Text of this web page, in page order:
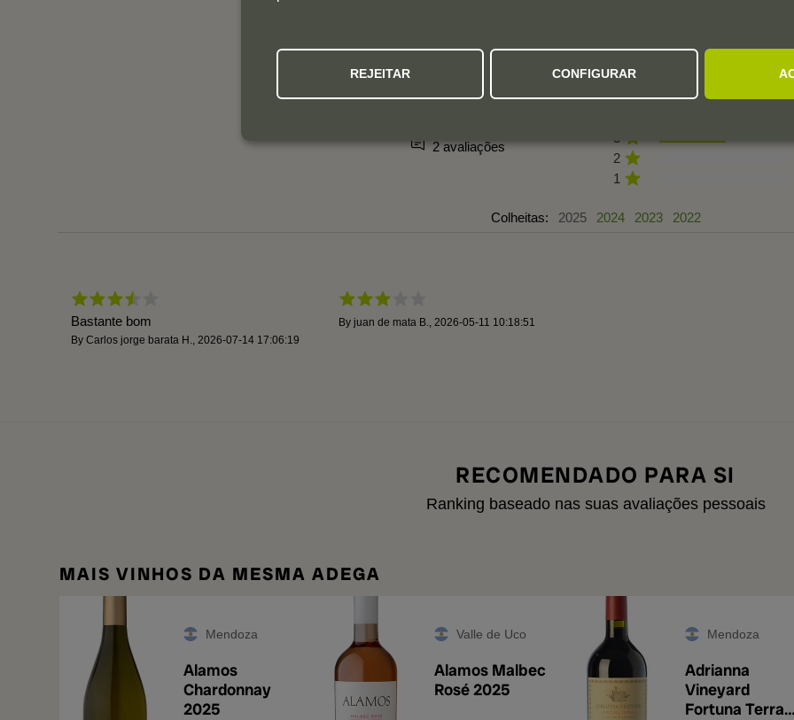
3,3
2 avaliações
5
3
2
1
Colheitas: 2025 2024 2023 2022
Bastante bom
By Carlos jorge barata H., 2026-07-14 17:06:19
By juan de mata B., 2026-05-11 10:18:51
RECOMENDADO PARA SI
Ranking baseado nas suas avaliações pessoais
MAIS VINHOS DA MESMA ADEGA
Mendoza
Alamos
Chardonnay
2025
Valle de Uco
Alamos Malbec
Rosé 2025
Mendoza
Adrianna
Vineyard
Fortuna Terrae
REJEITAR CONFIGURAR